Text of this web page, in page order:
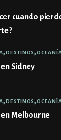
cuando
DESTINOS OCEANÍA
Sidney
DESTINOS OCEANÍA
en Melbourne